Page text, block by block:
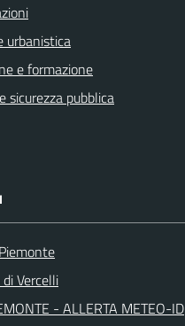
urbanistica
e formazione
sicurezza pubblica
Vercelli
- ALLERTA METEO-ID